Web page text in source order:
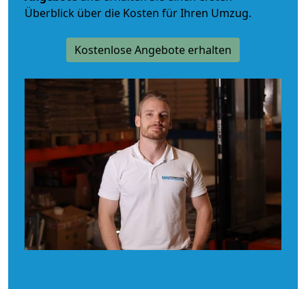
Überblick über die Kosten für Ihren Umzug.
Kostenlose Angebote erhalten